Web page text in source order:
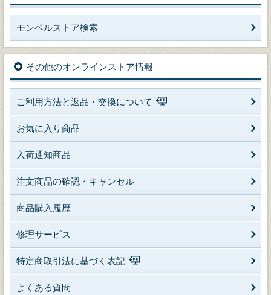
モンベルストア検索
その他のオンラインストア情報
ご利用方法と返品・交換について
お気に入り商品
入荷通知商品
注文商品の確認・キャンセル
商品購入履歴
修理サービス
特定商取引法に基づく表記
よくある質問